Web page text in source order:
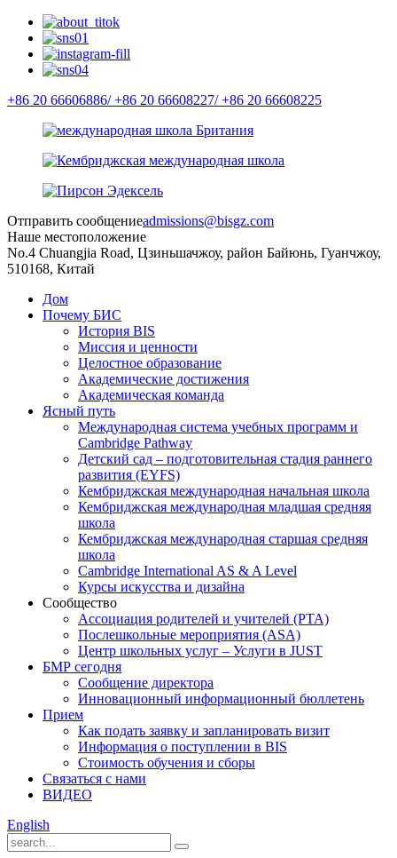
+86 20 66606886/ +86 20 66608227/ +86 20 66608225
Отправить сообщениеadmissions@bisgz.com
Наше местоположение
No.4 Chuangjia Road, Цзиньшачжоу, район Байюнь, Гуанчжоу,
510168, Китай
Дом
Почему БИС
История BIS
Миссия и ценности
Целостное образование
Академические достижения
Академическая команда
Ясный путь
Международная система учебных программ и
Cambridge Pathway
Детский сад – подготовительная стадия раннего
развития (EYFS)
Кембриджская международная начальная школа
Кембриджская международная младшая средняя
школа
Кембриджская международная старшая средняя
школа
Cambridge International AS & A Level
Курсы искусства и дизайна
Сообщество
Ассоциация родителей и учителей (PTA)
Послешкольные мероприятия (ASA)
Центр школьных услуг – Услуги в JUST
БМР сегодня
Сообщение директора
Инновационный информационный бюллетень
Прием
Как подать заявку и запланировать визит
Информация о поступлении в BIS
Стоимость обучения и сборы
Связаться с нами
ВИДЕО
English